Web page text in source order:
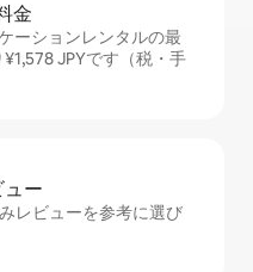
金
ーションレンタルの最
JPYです（税・手
ー
レビューを参考に選び